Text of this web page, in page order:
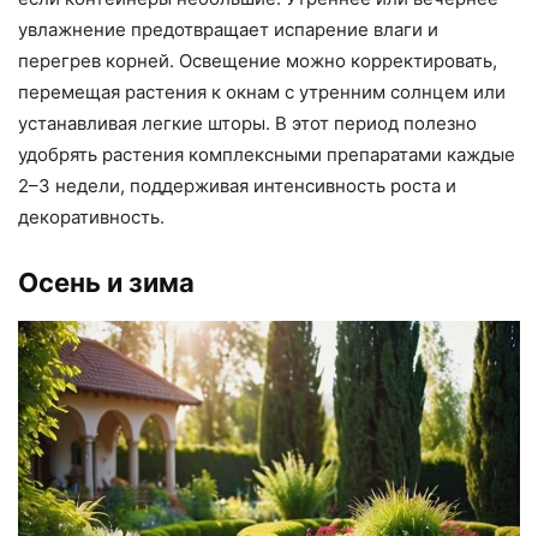
увлажнение предотвращает испарение влаги и
перегрев корней. Освещение можно корректировать,
перемещая растения к окнам с утренним солнцем или
устанавливая легкие шторы. В этот период полезно
удобрять растения комплексными препаратами каждые
2–3 недели, поддерживая интенсивность роста и
декоративность.
Осень и зима